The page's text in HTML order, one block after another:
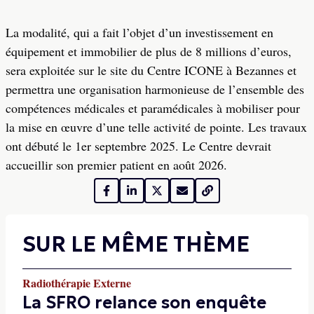
La modalité, qui a fait l’objet d’un investissement en
équipement et immobilier de plus de 8 millions d’euros,
sera exploitée sur le site du Centre ICONE à Bezannes et
permettra une organisation harmonieuse de l’ensemble des
compétences médicales et paramédicales à mobiliser pour
la mise en œuvre d’une telle activité de pointe. Les travaux
ont débuté le 1er septembre 2025. Le Centre devrait
accueillir son premier patient en août 2026.
SUR LE MÊME THÈME
Radiothérapie Externe
La SFRO relance son enquête